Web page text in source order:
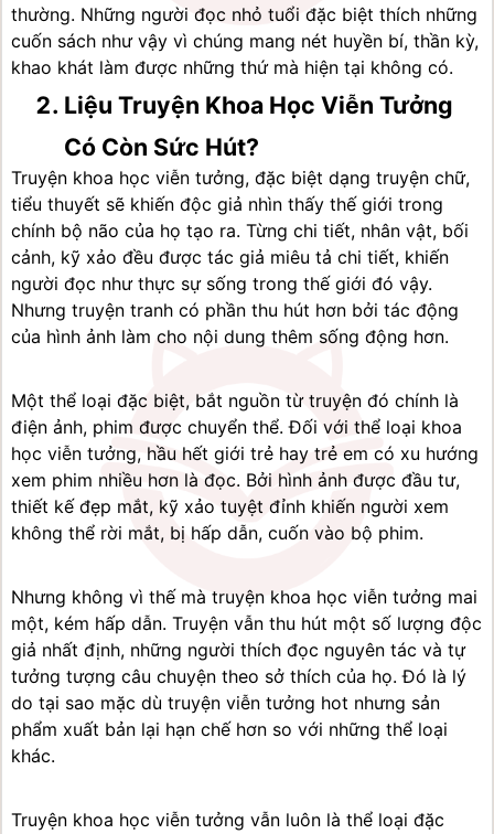
thường. Những người đọc nhỏ tuổi đặc biệt thích những
cuốn sách như vậy vì chúng mang nét huyền bí, thần kỳ,
khao khát làm được những thứ mà hiện tại không có.
Liệu Truyện Khoa Học Viễn Tưởng
Có Còn Sức Hút?
Truyện khoa học viễn tưởng, đặc biệt dạng truyện chữ,
tiểu thuyết sẽ khiến độc giả nhìn thấy thế giới trong
chính bộ não của họ tạo ra. Từng chi tiết, nhân vật, bối
cảnh, kỹ xảo đều được tác giả miêu tả chi tiết, khiến
người đọc như thực sự sống trong thế giới đó vậy.
Nhưng truyện tranh có phần thu hút hơn bởi tác động
của hình ảnh làm cho nội dung thêm sống động hơn.
Một thể loại đặc biệt, bắt nguồn từ truyện đó chính là
điện ảnh, phim được chuyển thể. Đối với thể loại khoa
học viễn tưởng, hầu hết giới trẻ hay trẻ em có xu hướng
xem phim nhiều hơn là đọc. Bởi hình ảnh được đầu tư,
thiết kế đẹp mắt, kỹ xảo tuyệt đỉnh khiến người xem
không thể rời mắt, bị hấp dẫn, cuốn vào bộ phim.
Nhưng không vì thế mà truyện khoa học viễn tưởng mai
một, kém hấp dẫn. Truyện vẫn thu hút một số lượng độc
giả nhất định, những người thích đọc nguyên tác và tự
tưởng tượng câu chuyện theo sở thích của họ. Đó là lý
do tại sao mặc dù truyện viễn tưởng hot nhưng sản
phẩm xuất bản lại hạn chế hơn so với những thể loại
khác.
Truyện khoa học viễn tưởng vẫn luôn là thể loại đặc